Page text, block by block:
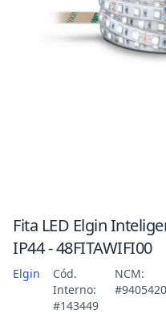
Fita LED Elgin
IP44 - 48FITAWIFI00
Elgin
Cód.
Interno:
#143449
NCM: